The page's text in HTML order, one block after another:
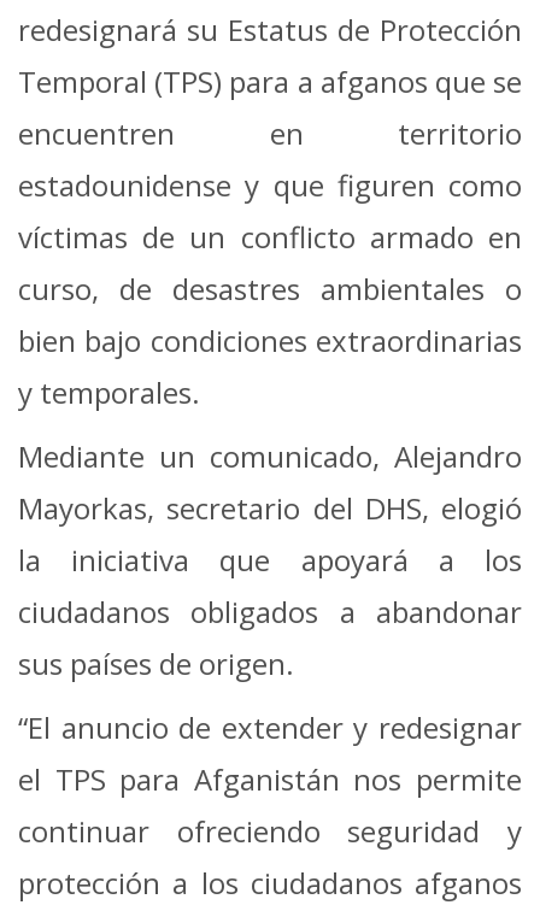
redesignará su Estatus de Protección
Temporal (TPS) para a afganos que se
encuentren en territorio
estadounidense y que figuren como
víctimas de un conflicto armado en
curso, de desastres ambientales o
bien bajo condiciones extraordinarias
y temporales.
Mediante un comunicado, Alejandro
Mayorkas, secretario del DHS, elogió
la iniciativa que apoyará a los
ciudadanos obligados a abandonar
sus países de origen.
“El anuncio de extender y redesignar
el TPS para Afganistán nos permite
continuar ofreciendo seguridad y
protección a los ciudadanos afganos